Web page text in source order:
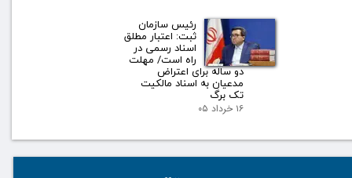
رئیس سازمان
ثبت: اعتبار مطلق
اسناد رسمی در
راه است/ مهلت
دو ساله برای اعتراض
مدعیان به اسناد مالکیت
تک برگ
۱۶ خرداد ۰۵